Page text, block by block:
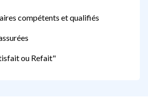
compétents et qualifiés
ou Refait"